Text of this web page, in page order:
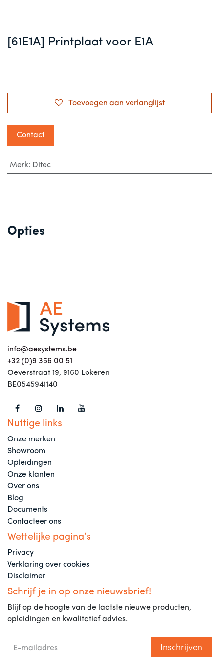
[61E1A] Printplaat voor E1A
Toevoegen aan verlanglijst
Contact
Merk: Ditec
Opties
info@aesystems.be
+32 (0)9 356 00 51
Oeverstraat 19, 9160 Lokeren
BE0545941140
Nuttige links
Onze merken
Showroom
Opleidingen
Onze klanten
Over ons
Blog
Documents
Contacteer ons
Wettelijke pagina’s
Privacy
Verklaring over cookies
Disclaimer
Schrijf je in op onze nieuwsbrief!
Blijf op de hoogte van de laatste nieuwe producten,
opleidingen en kwalitatief advies.
Inschrijven